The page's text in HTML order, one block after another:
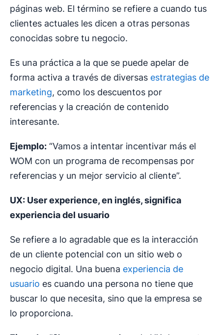
páginas web. El término se refiere a cuando tus
clientes actuales les dicen a otras personas
conocidas sobre tu negocio.
Es una práctica a la que se puede apelar de
forma activa a través de diversas estrategias de
marketing, como los descuentos por
referencias y la creación de contenido
interesante.
Ejemplo: “Vamos a intentar incentivar más el
WOM con un programa de recompensas por
referencias y un mejor servicio al cliente”.
UX: User experience, en inglés, significa
experiencia del usuario
Se refiere a lo agradable que es la interacción
de un cliente potencial con un sitio web o
negocio digital. Una buena experiencia de
usuario es cuando una persona no tiene que
buscar lo que necesita, sino que la empresa se
lo proporciona.